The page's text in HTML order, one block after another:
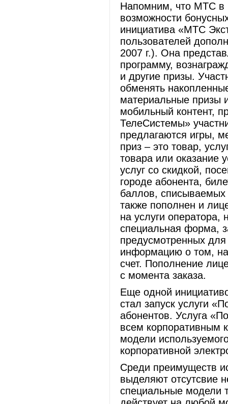
Напомним, что МТС в
возможности
инициатива «МТС
пользователей
2007 г.). Она
программу,
и другие призы.
обменять
материальные призы
мобильный контент,
ТелеСистемы»
предлагаются игры,
приз – это товар,
товара или оказание
услуг со скидкой,
городе абонента,
баллов, списываемых
также пополнен и
на услуги оператора,
специальная форма,
предусмотренных
информацию о том,
счет. Пополнение
с момента заказа.
Еще одной
стал запуск услуги
абонентов. Услуга
всем корпоративным
модели
корпоративной
Среди преимуществ
выделяют отсутсвие
специальные модели